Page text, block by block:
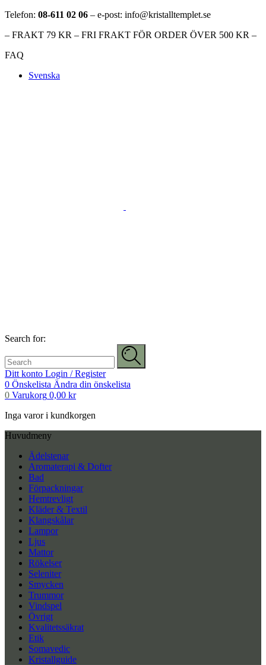
Telefon: 08-611 02 06 – e-post: info@kristalltemplet.se
– FRAKT 79 KR – FRI FRAKT FÖR ORDER ÖVER 500 KR –
FAQ
Svenska
Search for:
Ditt konto Login / Register
0 Önskelista Ändra din önskelista
0 Varukorg 0,00 kr
Inga varor i kundkorgen
Huvudmeny
Ädelstenar
Aromaterapi & Dofter
Bad
Förpackningar
Hemtrevligt
Kläder & Textil
Klangskålar
Lampor
Ljus
Mattor
Rökelser
Seleniter
Smycken
Trummor
Vindspel
Övrigt
Kvalitetssäkrat
Etik
Somavedic
Kristallguide